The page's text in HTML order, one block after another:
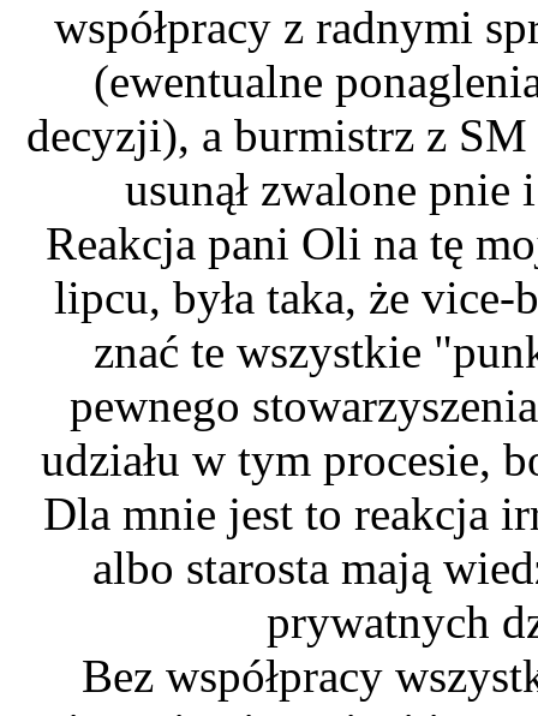
współpracy z radnymi
(ewentualne
decyzji), a burmistrz z SM
usunął zwalone pnie
Reakcja pani Oli na tę
lipcu, była taka, że
znać te wszystkie
pewnego
udziału w tym procesie,
Dla mnie jest to reakcja
albo starosta mają
prywatnych
Bez współpracy